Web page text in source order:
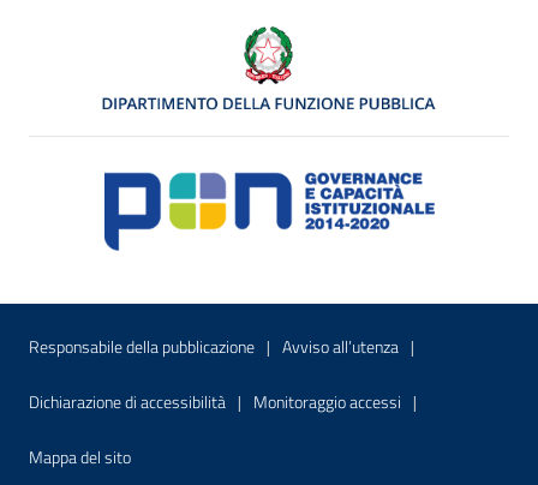
Menu di servizio
Responsabile della pubblicazione Sito interno - Apre in una nuova
Avviso all’utenza Sito interno -
Dichiarazione di accessibilità Sito interno - Apre in una nuova finestra
Monitoraggio accessi Sito interno -
Mappa del sitoSito interno - Apre nella stessa finestra